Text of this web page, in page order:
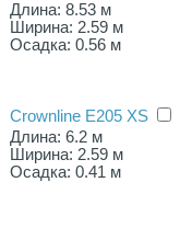
Длина: 8.53 м
Ширина: 2.59 м
Осадка: 0.56 м
Crownline E205 XS
Длина: 6.2 м
Ширина: 2.59 м
Осадка: 0.41 м